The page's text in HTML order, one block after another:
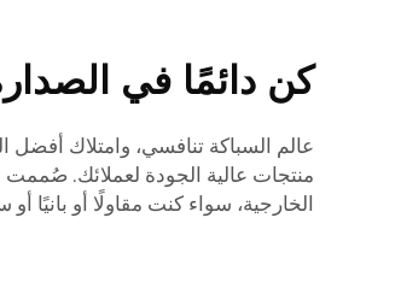
كن دائمًا في
عالم السباكة تنافسي، وامتلاك أفضل
منتجات عالية الجودة لعملائك. صُممت
الخارجية، سواء كنت مقاولًا أو بانيًا